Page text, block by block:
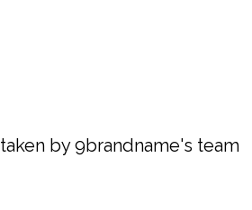
by 9brandname's team